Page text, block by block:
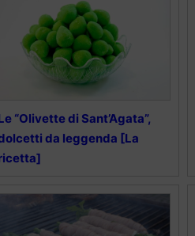
“Olivette di Sant’Agata”,
da leggenda [La